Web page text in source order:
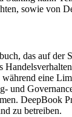
sowie von
das auf
eine
und
DeepBook
zu betreiben.